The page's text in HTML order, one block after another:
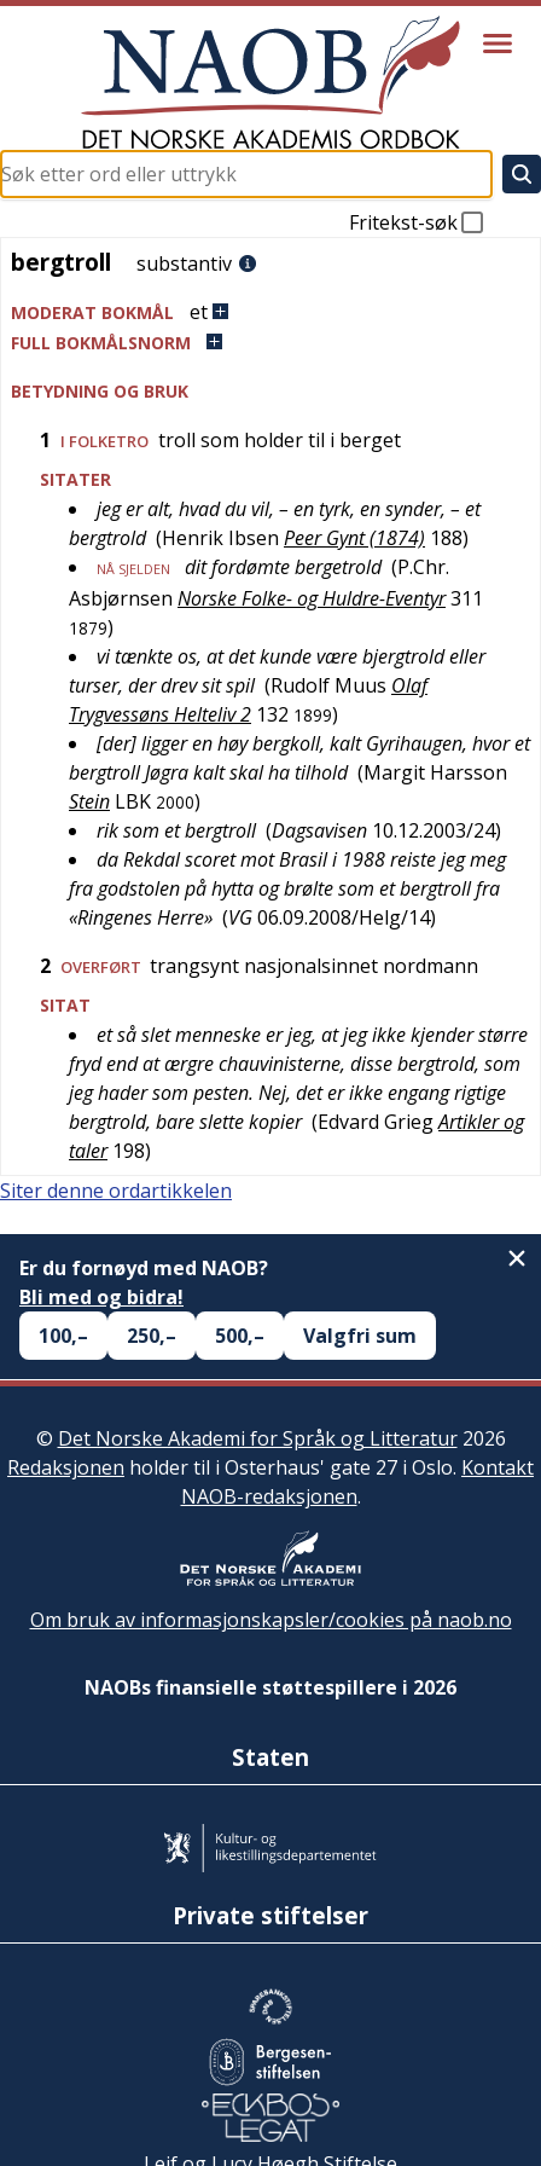
Fritekst-søk
bergtroll
bergtroll substantiv
MODERAT BOKMÅL et
FULL BOKMÅLSNORM
BETYDNING OG BRUK
1 I FOLKETRO troll som holder til i berget
SITATER
jeg er alt, hvad du vil, – en tyrk, en synder, – et
bergtrold (Henrik Ibsen Peer Gynt (1874) 188)
NÅ SJELDEN dit fordømte bergetrold (P.Chr.
Asbjørnsen Norske Folke- og Huldre-Eventyr311
1879)
vi tænkte os, at det kunde være bjergtrold eller
turser, der drev sit spil (Rudolf Muus Olaf
Trygvessøns Helteliv 2 132 1899)
[der] ligger en høy bergkoll, kalt Gyrihaugen, hvor et
bergtroll Jøgra kalt skal ha tilhold (Margit Harsson
Stein LBK 2000)
rik som et bergtroll (Dagsavisen 10.12.2003/24)
da Rekdal scoret mot Brasil i 1988 reiste jeg meg
fra godstolen på hytta og brølte som et bergtroll fra
«Ringenes Herre» (VG06.09.2008/Helg/14)
2 OVERFØRT trangsynt nasjonalsinnet nordmann
SITAT
et så slet menneske er jeg, at jeg ikke kjender større
fryd end at ærgre chauvinisterne, disse bergtrold, som
jeg hader som pesten. Nej, det er ikke engang rigtige
bergtrold, bare slette kopier (Edvard GriegArtikler og
taler 198)
Siter denne ordartikkelen
Er du fornøyd med NAOB?
Bli med og bidra!
100,–
250,– 500,– Valgfri sum
© Det Norske Akademi for Språk og Litteratur2026
Redaksjonen holder til i Osterhaus' gate 27 i Oslo. Kontakt
NAOB-redaksjonen.
Om bruk av informasjonskapsler/cookies på naob.no
NAOBs finansielle støttespillere i 2026
Staten
Private stiftelser